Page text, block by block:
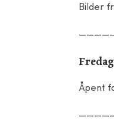
Bilder
Åpent